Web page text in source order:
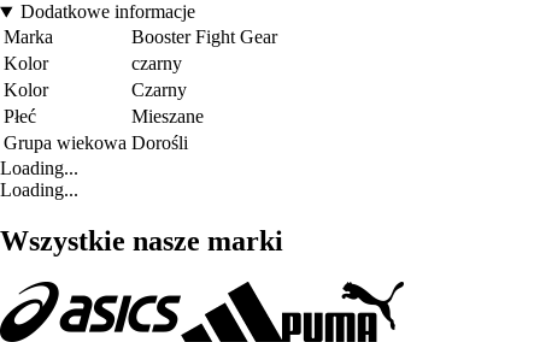
Dodatkowe informacje
Marka
Booster Fight Gear
Kolor
czarny
Kolor
Czarny
Płeć
Mieszane
Grupa wiekowa Dorośli
Loading...
Loading...
Wszystkie nasze marki